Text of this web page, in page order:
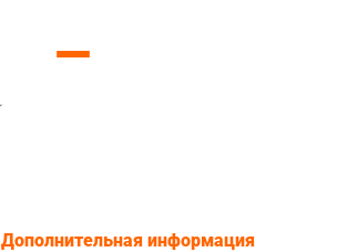
—
Дополнительная информация